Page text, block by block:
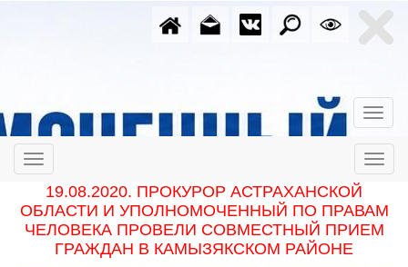
19.08.2020. ПРОКУРОР АСТРАХАНСКОЙ
ОБЛАСТИ И УПОЛНОМОЧЕННЫЙ ПО ПРАВАМ
ЧЕЛОВЕКА ПРОВЕЛИ СОВМЕСТНЫЙ ПРИЕМ
ГРАЖДАН В КАМЫЗЯКСКОМ РАЙОНЕ